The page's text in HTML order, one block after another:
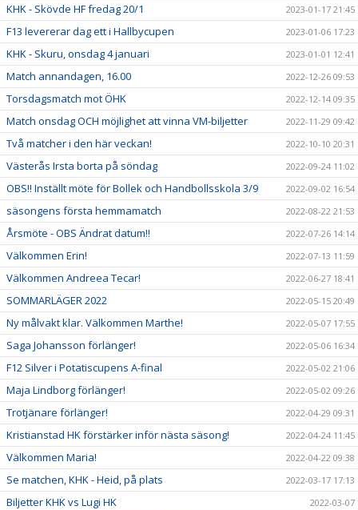
KHK - Skövde HF fredag 20/1 2023-01-17 21:45
F13 levererar dag ett i Hallbycupen 2023-01-06 17:23
KHK - Skuru, onsdag 4 januari 2023-01-01 12:41
Match annandagen, 16.00 2022-12-26 09:53
Torsdagsmatch mot ÖHK 2022-12-14 09:35
Match onsdag OCH möjlighet att vinna VM-biljetter 2022-11-29 09:42
Två matcher i den här veckan! 2022-10-10 20:31
Västerås Irsta borta på söndag 2022-09-24 11:02
OBS!! Inställt möte för Bollek och Handbollsskola 3/9 2022-09-02 16:54
säsongens första hemmamatch 2022-08-22 21:53
Årsmöte - OBS Ändrat datum!! 2022-07-26 14:14
Välkommen Erin! 2022-07-13 11:59
Välkommen Andreea Tecar! 2022-06-27 18:41
SOMMARLÄGER 2022 2022-05-15 20:49
Ny målvakt klar. Välkommen Marthe! 2022-05-07 17:55
Saga Johansson förlänger! 2022-05-06 16:34
F12 Silver i Potatiscupens A-final 2022-05-02 21:06
Maja Lindborg förlänger! 2022-05-02 09:26
Trotjänare förlänger! 2022-04-29 09:31
Kristianstad HK förstärker inför nästa säsong! 2022-04-24 11:45
Välkommen Maria! 2022-04-22 09:38
Se matchen, KHK - Heid, på plats 2022-03-17 17:13
Biljetter KHK vs Lugi HK 2022-03-07